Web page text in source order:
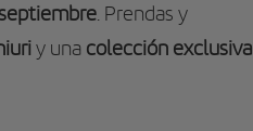
. Prendas y
y una colección exclusiva